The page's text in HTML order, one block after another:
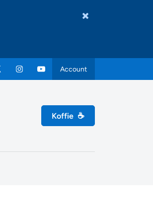
Account
Koffie ☕